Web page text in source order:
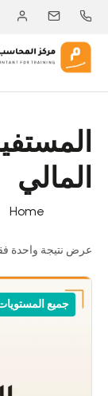
المالي
Home
عرض نتيجة واحدة
جميع